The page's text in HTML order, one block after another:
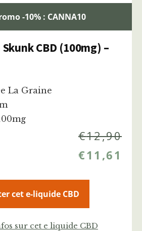
-10% : CANNA10
CBD (100mg) –
La Graine
€12,90
€11,61
cet e-liquide CBD
sur cet e liquide CBD